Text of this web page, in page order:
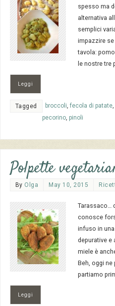
spesso ma
alternativa
semplici
impazzire
tavola:
le nostre tre
Leggi
Tagged broccoli, fecola di patate,
pecorino, pinoli
Polpette
By Olga May 10, 2015
Tarassaco…
conosce
infuso in
depurative e
miele è
Beh, oggi
partiamo
Leggi